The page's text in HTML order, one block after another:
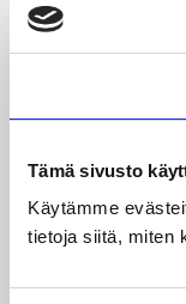
Tämä sivusto
Käytämme
tietoja siitä, miten